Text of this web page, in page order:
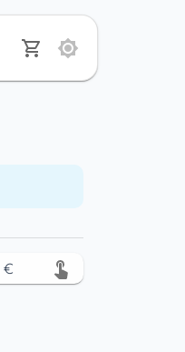
€